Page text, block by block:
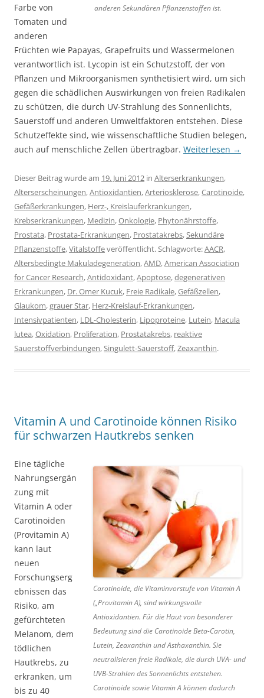
anderen Sekundären Pflanzenstoffen ist.
Farbe von
Tomaten und
anderen
Früchten wie Papayas, Grapefruits und Wassermelonen
verantwortlich ist. Lycopin ist ein Schutzstoff, der von
Pflanzen und Mikroorganismen synthetisiert wird, um sich
gegen die schädlichen Auswirkungen von freien Radikalen
zu schützen, die durch UV-Strahlung des Sonnenlichts,
Sauerstoff und anderen Umweltfaktoren entstehen. Diese
Schutzeffekte sind, wie wissenschaftliche Studien belegen,
auch auf menschliche Zellen übertragbar. Weiterlesen →
Dieser Beitrag wurde am 19. Juni 2012 in Alterserkrankungen,
Alterserscheinungen,Antioxidantien,Arteriosklerose,Carotinoide,
Gefäßerkrankungen, Herz-, Kreislauferkrankungen,
Krebserkrankungen, Medizin,Onkologie, Phytonährstoffe,
Prostata, Prostata-Erkrankungen, Prostatakrebs,Sekundäre
Pflanzenstoffe,Vitalstoffeveröffentlicht. Schlagworte:AACR,
Altersbedingte Makuladegeneration,AMD,American Association
for Cancer Research,Antidoxidant,Apoptose,degenerativen
Erkrankungen, Dr. Omer Kucuk, Freie Radikale,Gefäßzellen,
Glaukom,grauer Star, Herz-Kreislauf-Erkrankungen,
Intensivpatienten, LDL-Cholesterin, Lipoproteine, Lutein, Macula
lutea,Oxidation, Proliferation, Prostatakrebs, reaktive
Sauerstoffverbindungen,Singulett-Sauerstoff,Zeaxanthin.
Vitamin A und Carotinoide können Risiko
für schwarzen Hautkrebs senken
Carotinoide, die Vitaminvorstufe von Vitamin A
(„Provitamin A), sind wirkungsvolle
Antioxidantien. Für die Haut von besonderer
Bedeutung sind die Carotinoide Beta-Carotin,
Lutein, Zeaxanthin und Asthaxanthin. Sie
neutralisieren freie Radikale, die durch UVA- und
UVB-Strahlen des Sonnenlichts entstehen.
Carotinoide sowie Vitamin A können dadurch
Eine tägliche
Nahrungsergän
zung mit
Vitamin A oder
Carotinoiden
(Provitamin A)
kann laut
neuen
Forschungserg
ebnissen das
Risiko, am
gefürchteten
Melanom, dem
tödlichen
Hautkrebs, zu
erkranken, um
bis zu 40